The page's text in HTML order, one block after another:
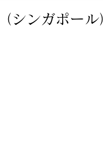
シンガポール